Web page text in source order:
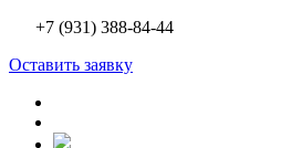
+7 (931) 388-84-44
Оставить заявку